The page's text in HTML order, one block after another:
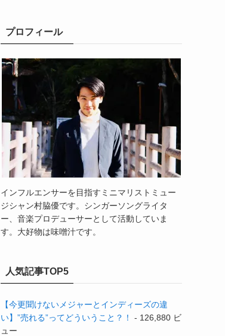
プロフィール
インフルエンサーを目指すミニマリストミュー
ジシャン村脇優です。シンガーソングライタ
ー、音楽プロデューサーとして活動していま
す。大好物は味噌汁です。
人気記事TOP5
【今更聞けないメジャーとインディーズの違
い】”売れる”ってどういうこと？！
- 126,880 ビ
ュー